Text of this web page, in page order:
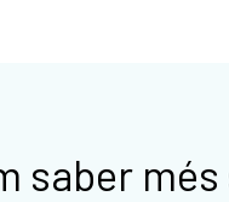
saber més